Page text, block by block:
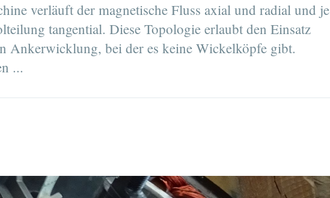
verläuft der magnetische Fluss axial und radial und je
tangential. Diese Topologie erlaubt den Einsatz
Ankerwicklung, bei der es keine Wickelköpfe gibt.
...